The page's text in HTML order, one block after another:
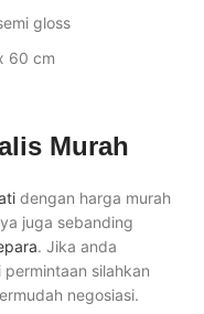
gloss
60 cm
Murah
dengan harga murah
juga sebanding
. Jika anda
silahkan
negosiasi.